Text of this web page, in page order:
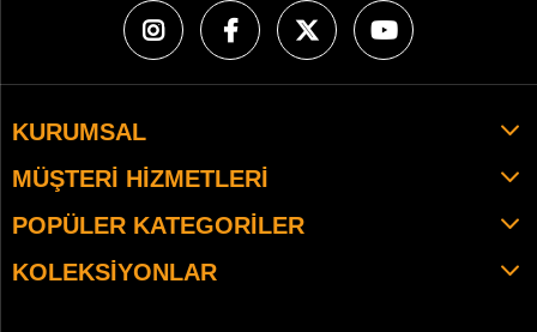
KURUMSAL
MÜŞTERI HIZMETLERI
POPÜLER KATEGORILER
KOLEKSIYONLAR